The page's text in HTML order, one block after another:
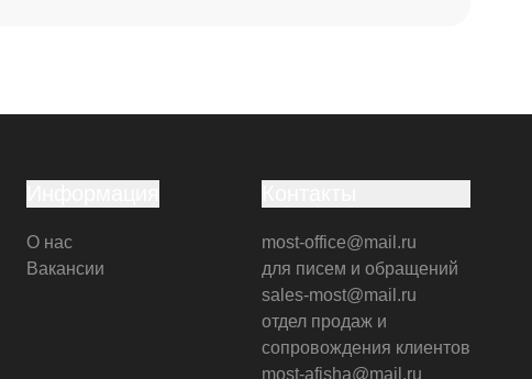
О нас
Вакансии
most-office@mail.ru
для писем и обращений
sales-most@mail.ru
отдел продаж и
сопровождения клиентов
most-afisha@mail.ru